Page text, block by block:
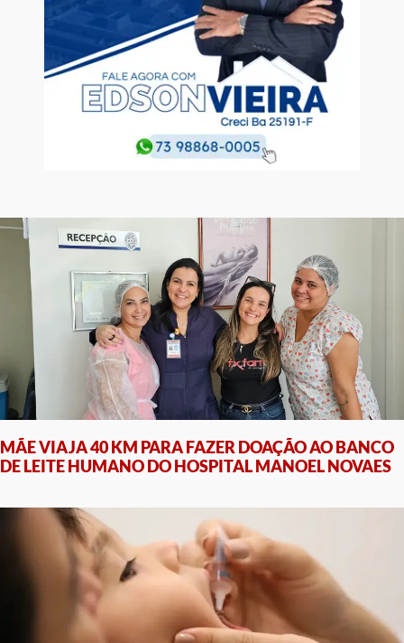
MÃE VIAJA 40 KM PARA FAZER DOAÇÃO AO BANCO
DE LEITE HUMANO DO HOSPITAL MANOEL NOVAES